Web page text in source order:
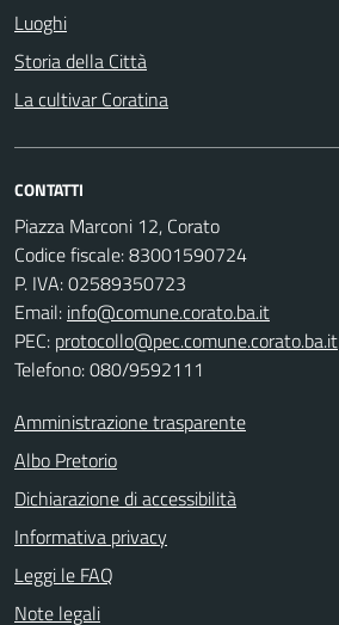
Luoghi
Storia della Città
La cultivar Coratina
CONTATTI
Piazza Marconi 12, Corato
Codice fiscale: 83001590724
P. IVA: 02589350723
Email: info@comune.corato.ba.it
PEC: protocollo@pec.comune.corato.ba.it
Telefono: 080/9592111
Amministrazione trasparente
Albo Pretorio
Dichiarazione di accessibilità
Informativa privacy
Leggi le FAQ
Note legali